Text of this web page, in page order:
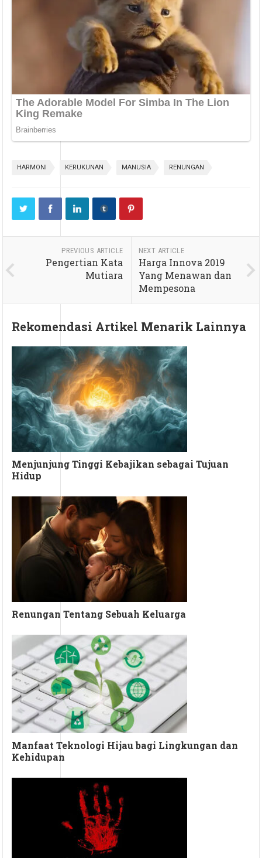
HARMONI KERUKUNAN MANUSIA RENUNGAN
PREVIOUS ARTICLE
Pengertian Kata
Mutiara
NEXT ARTICLE
Harga Innova 2019
Yang Menawan dan
Mempesona
Rekomendasi Artikel Menarik Lainnya
Menjunjung Tinggi Kebajikan sebagai Tujuan
Hidup
Renungan Tentang Sebuah Keluarga
Manfaat Teknologi Hijau bagi Lingkungan dan
Kehidupan